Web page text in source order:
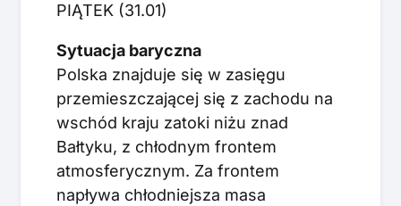
PIĄTEK (31.01)
Sytuacja baryczna
Polska znajduje się w zasięgu
przemieszczającej się z zachodu na
wschód kraju zatoki niżu znad
Bałtyku, z chłodnym frontem
atmosferycznym. Za frontem
napływa chłodniejsza masa